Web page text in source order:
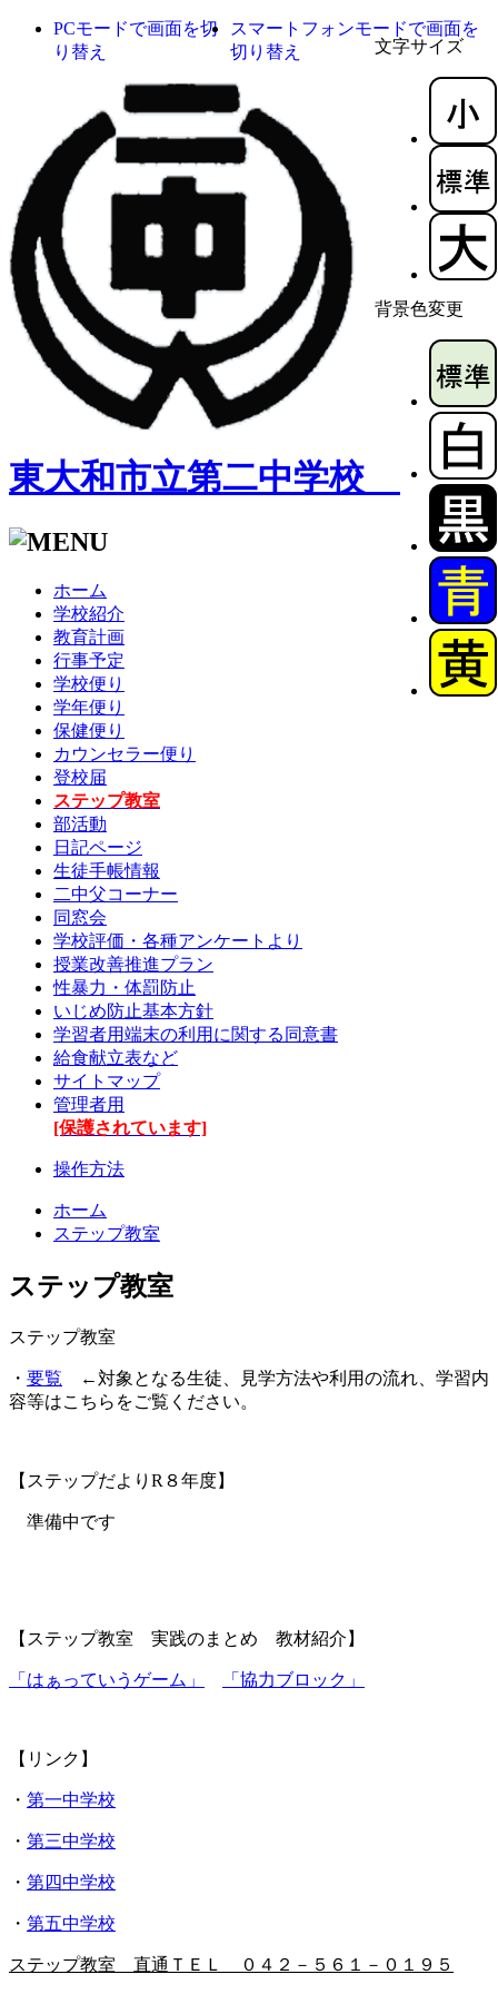
文字サイズ
背景色変更
PCモードで画面を切
り替え
スマートフォンモードで画面を
切り替え
東大和市立第二中学校
ホーム
学校紹介
教育計画
行事予定
学校便り
学年便り
保健便り
カウンセラー便り
登校届
ステップ教室
部活動
日記ページ
生徒手帳情報
二中父コーナー
同窓会
学校評価・各種アンケートより
授業改善推進プラン
性暴力・体罰防止
いじめ防止基本方針
学習者用端末の利用に関する同意書
給食献立表など
サイトマップ
管理者用
[保護されています]
操作方法
ホーム
ステップ教室
ステップ教室
ステップ教室
・ 要覧 ←対象となる生徒、見学方法や利用の流れ、学習内
容等はこちらをご覧ください。
【ステップだよりR８年度】
準備中です
【ステップ教室 実践のまとめ 教材紹介】
「はぁっていうゲーム」 「協力ブロック」
【リンク】
・ 第一中学校
・ 第三中学校
・ 第四中学校
・ 第五中学校
ステップ教室 直通ＴＥＬ ０４２－５６１－０１９５